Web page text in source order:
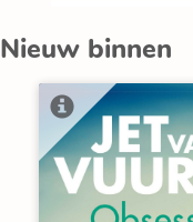
Nieuw binnen